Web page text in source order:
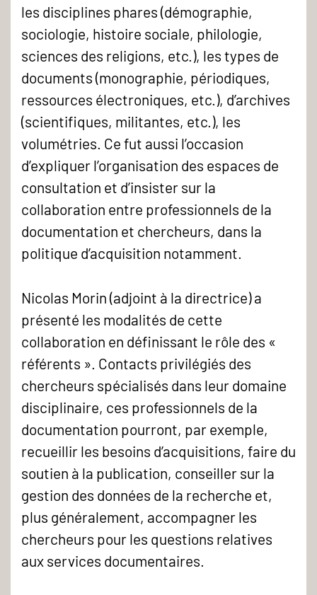
les disciplines phares (démographie,
sociologie, histoire sociale, philologie,
sciences des religions, etc.), les types de
documents (monographie, périodiques,
ressources électroniques, etc.), d’archives
(scientifiques, militantes, etc.), les
volumétries. Ce fut aussi l’occasion
d’expliquer l’organisation des espaces de
consultation et d’insister sur la
collaboration entre professionnels de la
documentation et chercheurs, dans la
politique d’acquisition notamment.
Nicolas Morin (adjoint à la directrice) a
présenté les modalités de cette
collaboration en définissant le rôle des «
référents ». Contacts privilégiés des
chercheurs spécialisés dans leur domaine
disciplinaire, ces professionnels de la
documentation pourront, par exemple,
recueillir les besoins d’acquisitions, faire du
soutien à la publication, conseiller sur la
gestion des données de la recherche et,
plus généralement, accompagner les
chercheurs pour les questions relatives
aux services documentaires.